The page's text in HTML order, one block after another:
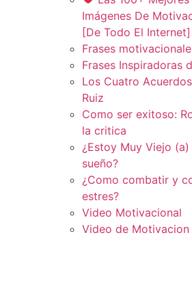
Imágenes De
[De Todo El Internet]
Frases
Frases Inspiradoras
Los Cuatro
Ruiz
Como ser exitoso:
la critica
¿Estoy Muy Viejo
sueño?
¿Como combatir y
estres?
Video Motivacional
Video de Motivacion